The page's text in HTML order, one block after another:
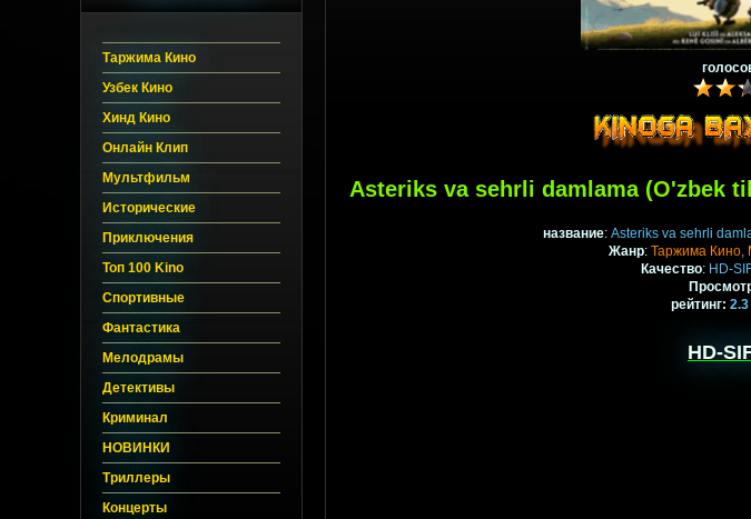
Таржима Кино
Узбек Кино
Хинд Кино
Онлайн Клип
Мультфильм
Исторические
Приключения
Топ 100 Kino
Спортивные
Фантастика
Мелодрамы
Детективы
Криминал
НОВИНКИ
Триллеры
Концерты
Asteriks va sehrli damlama (O'zbek
название: Asteriks va sehrli
Жанр: Таржима Кино,
Качество: HD-
рейтинг: 2.3
HD-